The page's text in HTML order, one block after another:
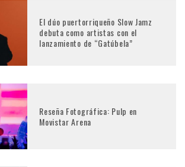
El dúo puertorriqueño Slow Jamz
debuta como artistas con el
lanzamiento de “Gatúbela”
Reseña Fotográfica: Pulp en
Movistar Arena